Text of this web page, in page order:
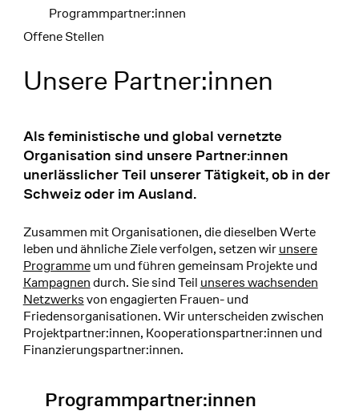
Programmpartner:innen
Offene Stellen
Partner:innen:
Unsere Partner:innen
Als feministische und global vernetzte
Organisation sind unsere Partner:innen
unerlässlicher Teil unserer Tätigkeit, ob in der
Schweiz oder im Ausland.
Zusammen mit Organisationen, die dieselben Werte
leben und ähnliche Ziele verfolgen, setzen wirunsere
Programmeum und führen gemeinsam Projekte und
Kampagnendurch. Sie sind Teil unseres wachsenden
Netzwerksvon engagierten Frauen- und
Friedensorganisationen. Wir unterscheiden zwischen
Projektpartner:innen, Kooperationspartner:innen und
Finanzierungspartner:innen.
Programmpartner:innen